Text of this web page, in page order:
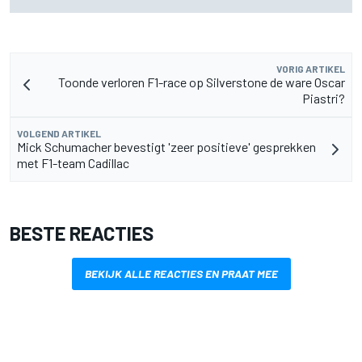
VORIG ARTIKEL
Toonde verloren F1-race op Silverstone de ware Oscar
Piastri?
VOLGEND ARTIKEL
Mick Schumacher bevestigt 'zeer positieve' gesprekken
met F1-team Cadillac
BESTE REACTIES
BEKIJK ALLE REACTIES EN PRAAT MEE